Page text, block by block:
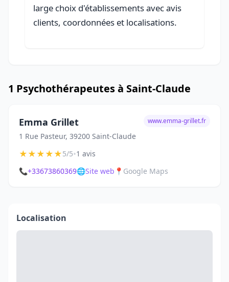
large choix d'établissements avec avis
clients, coordonnées et localisations.
1 Psychothérapeutes à Saint-Claude
Emma Grillet
1 Rue Pasteur, 39200 Saint-Claude
www.emma-grillet.fr
★★★★★5/5•1 avis
📞+33673860369🌐Site web 📍 Google Maps
Localisation